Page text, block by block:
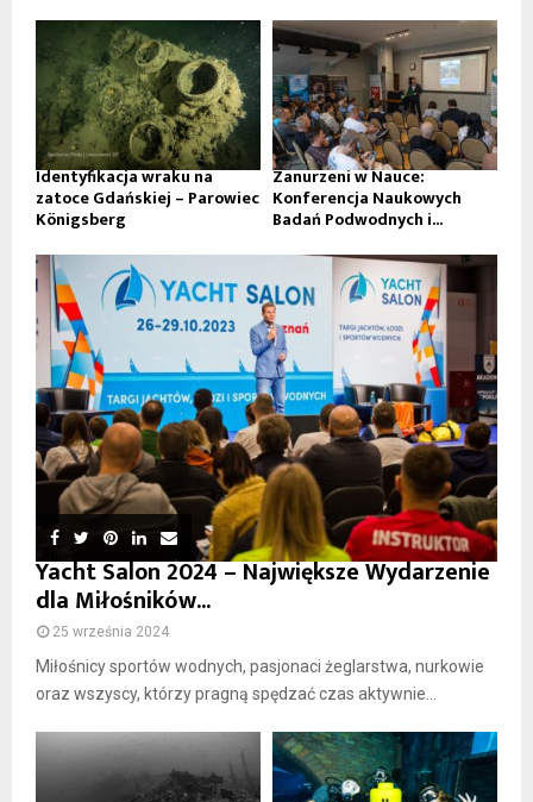
Identyfikacja wraku na
zatoce Gdańskiej – Parowiec
Königsberg
Zanurzeni w Nauce:
Konferencja Naukowych
Badań Podwodnych i...
Yacht Salon 2024 – Największe Wydarzenie
dla Miłośników...
25 września 2024
Miłośnicy sportów wodnych, pasjonaci żeglarstwa, nurkowie
oraz wszyscy, którzy pragną spędzać czas aktywnie...